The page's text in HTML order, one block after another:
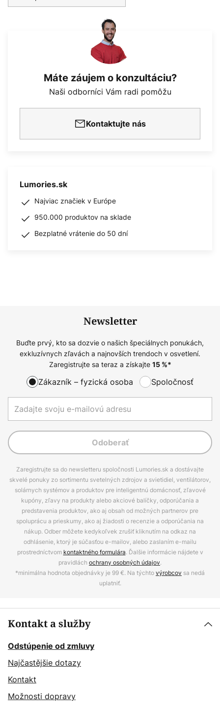
Máte záujem o konzultáciu?
Naši odborníci Vám radi pomôžu
Kontaktujte nás
Lumories.sk
Najviac značiek v Európe
950.000 produktov na sklade
Bezplatné vrátenie do 50 dní
Newsletter
Buďte prvý, kto sa dozvie o našich špeciálnych ponukách,
exkluzívnych zľavách a najnovších trendoch v osvetlení.
Zaregistrujte sa teraz a získajte 15%*
Zákazník – fyzická osoba Spoločnosť
Odoberať
Zaregistrujte sa do newsletteru spoločnosti Lumories.sk a dostávajte
skvelé ponuky zo sortimentu svetelných zdrojov a svietidiel, ventilátorov,
solárnych systémov a produktov pre inteligentnú domácnosť, zľavové
kupóny, zľavy na produkty alebo akciové balíčky, odporúčania a
predstavenia produktov, ako aj obsah od možných partnerov pre
spoluprácu a prieskumy, ako aj žiadosti o recenzie a odporúčania na
nákup. Odber môžete kedykoľvek zrušiť kliknutím na odkaz na
odhlásenie, ktorý je súčasťou e-mailov, alebo zaslaním e-mailu
prostredníctvom kontaktného formulára. Ďalšie informácie nájdete v
pravidlách ochrany osobných údajov.
*minimálna hodnota objednávky je 99 €. Na týchtovýrobcov sa nedá
uplatniť.
Kontakt a služby
Odstúpenie od zmluvy
Najčastějšie dotazy
Kontakt
Možnosti dopravy